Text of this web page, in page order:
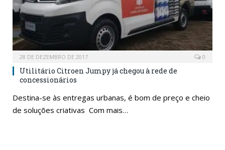
28 DE DEZEMBRO DE 2017 0
Utilitário Citroen Jumpy já chegou à rede de
concessionários
Destina-se às entregas urbanas, é bom de preço e cheio
de soluções criativas Com mais…